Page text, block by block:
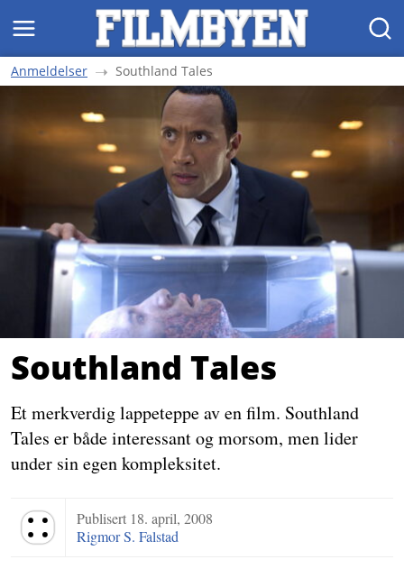
MENY SØK
Anmeldelser Southland Tales
Southland Tales
Et merkverdig lappeteppe av en film. Southland
Tales er både interessant og morsom, men lider
under sin egen kompleksitet.
Terningkast 4Publisert 18. april, 2008
Rigmor S. Falstad